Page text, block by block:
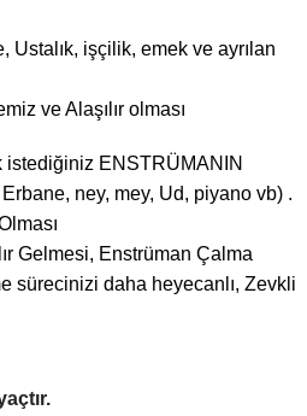
Ustalık, işçilik, emek ve ayrılan
ve Alaşılır olması
istediğiniz ENSTRÜMANIN
ney, mey, Ud, piyano vb) .
Gelmesi, Enstrüman Çalma
sürecinizi daha heyecanlı, Zevkli